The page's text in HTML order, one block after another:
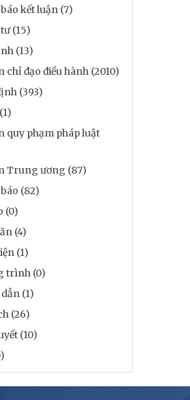
kết luận (7)
(15)
(13)
chỉ đạo điều hành (2010)
(393)
quy phạm pháp luật
Trung ương (87)
(82)
(0)
(4)
(1)
trình (0)
(1)
(26)
(10)